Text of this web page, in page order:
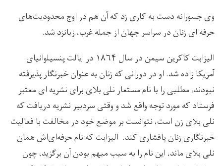
وی جسورانه دست به کاری زد که آن هم در اوج محدودیت‌های
حرفه ای زنان در سراسر جهان از جمله غرب، زبانزد شد.
الیزابت کاکرین سیمن در سال ۱۸۶۴ در ایالت پنسیلوانیای
آمریکا زاده شد. او در دورانی که زنان به عنوان خبرنگار پذیرفته
نبودند، مطلبی را با نام مستعار نلی بلای برای نشریه ای معتبر
فرستاد که مورد توجه واقع شد و وقتی سردبیر نشریه دریافت که
نلی بلای زن است، نتوانست بر موضع خود در مخالفت با فعالیت
خبرنگاری زنان پافشاری کند. الیزابت که نام حرفه‌ای‌اش همان
نلی بلای ماند، این نام را به سبب مبهم بودن آن برگزید، چون